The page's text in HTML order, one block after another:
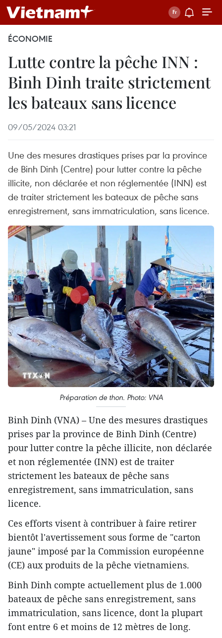
ÉCONOMIE
Lutte contre la pêche INN :
Binh Dinh traite strictement
les bateaux sans licence
09/05/2024 03:21
Une des mesures drastiques prises par la province
de Binh Dinh (Centre) pour lutter contre la pêche
illicite, non déclarée et non réglementée (INN) est
de traiter strictement les bateaux de pêche sans
enregistrement, sans immatriculation, sans licence.
Préparation de thon. Photo: VNA
Binh Dinh (VNA) – Une des mesures drastiques
prises par la province de Binh Dinh (Centre)
pour lutter contre la pêche illicite, non déclarée
et non réglementée (INN) est de traiter
strictement les bateaux de pêche sans
enregistrement, sans immatriculation, sans
licence.
Ces efforts visent à contribuer à faire retirer
bientôt l'avertissement sous forme de "carton
jaune" imposé par la Commission européenne
(CE) aux produits de la pêche vietnamiens.
Binh Dinh compte actuellement plus de 1.000
bateaux de pêche sans enregistrement, sans
immatriculation, sans licence, dont la plupart
font entre 6 et moins de 12 mètres de long.